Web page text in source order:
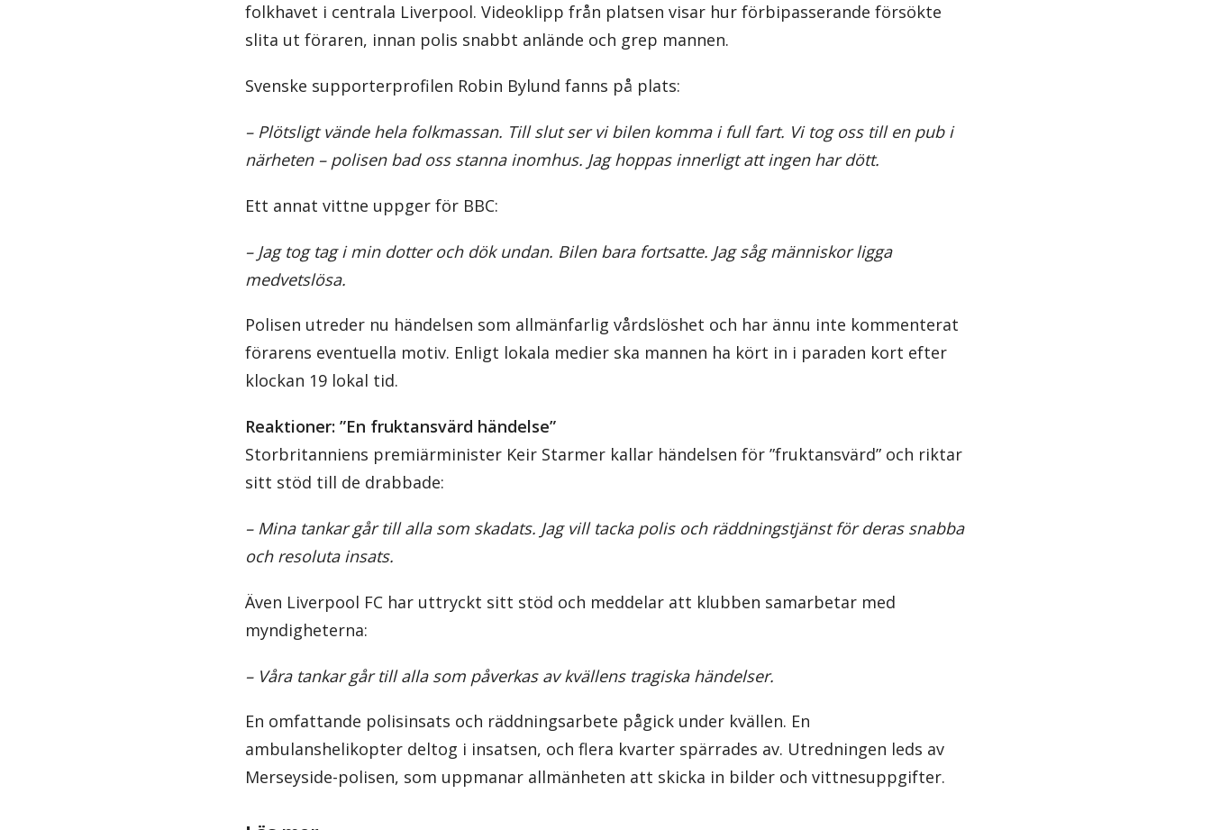
folkhavet i centrala Liverpool. Videoklipp från platsen visar hur förbipasserande försökte
slita ut föraren, innan polis snabbt anlände och grep mannen.
Svenske supporterprofilen Robin Bylund fanns på plats:
– Plötsligt vände hela folkmassan. Till slut ser vi bilen komma i full fart. Vi tog oss till en pub i
närheten – polisen bad oss stanna inomhus. Jag hoppas innerligt att ingen har dött.
Ett annat vittne uppger för BBC:
– Jag tog tag i min dotter och dök undan. Bilen bara fortsatte. Jag såg människor ligga
medvetslösa.
Polisen utreder nu händelsen som allmänfarlig vårdslöshet och har ännu inte kommenterat
förarens eventuella motiv. Enligt lokala medier ska mannen ha kört in i paraden kort efter
klockan 19 lokal tid.
Reaktioner: ”En fruktansvärd händelse”
Storbritanniens premiärminister Keir Starmer kallar händelsen för ”fruktansvärd” och riktar
sitt stöd till de drabbade:
– Mina tankar går till alla som skadats. Jag vill tacka polis och räddningstjänst för deras snabba
och resoluta insats.
Även Liverpool FC har uttryckt sitt stöd och meddelar att klubben samarbetar med
myndigheterna:
– Våra tankar går till alla som påverkas av kvällens tragiska händelser.
En omfattande polisinsats och räddningsarbete pågick under kvällen. En
ambulanshelikopter deltog i insatsen, och flera kvarter spärrades av. Utredningen leds av
Merseyside-polisen, som uppmanar allmänheten att skicka in bilder och vittnesuppgifter.